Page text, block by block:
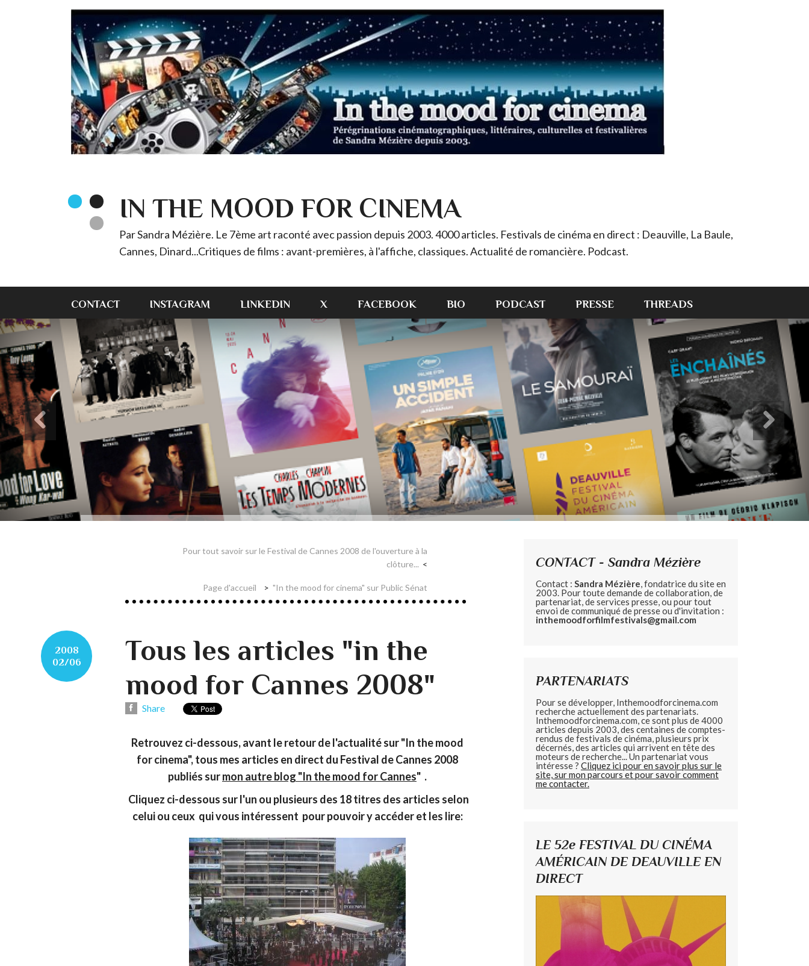
IN THE MOOD FOR CINEMA
Par Sandra Mézière. Le 7ème art raconté avec passion depuis 2003. 4000 articles. Festivals de cinéma en direct : Deauville, La Baule,
Cannes, Dinard...Critiques de films : avant-premières, à l'affiche, classiques. Actualité de romancière. Podcast.
CONTACT INSTAGRAM LINKEDIN X FACEBOOK BIO PODCAST PRESSE THREADS
Pour tout savoir sur le Festival de Cannes 2008 de l'ouverture à la
clôture...
Page d'accueil "In the mood for cinema" sur Public Sénat
2008
02/06
Tous les articles "in the
mood for Cannes 2008"
Share
Retrouvez ci-dessous, avant le retour de l'actualité sur "In the mood
for cinema", tous mes articles en direct du Festival de Cannes 2008
publiés surmon autre blog "In the mood for Cannes" .
Cliquez ci-dessous sur l'un ou plusieurs des 18 titres des articles selon
celui ou ceux qui vous intéressent pour pouvoir y accéder et les lire:
CONTACT - Sandra Mézière
Contact : Sandra Mézière, fondatrice du site en
2003. Pour toute demande de collaboration, de
partenariat, de services presse, ou pour tout
envoi de communiqué de presse ou d'invitation :
inthemoodforfilmfestivals@gmail.com
PARTENARIATS
Pour se développer, Inthemoodforcinema.com
recherche actuellement des partenariats.
Inthemoodforcinema.com, ce sont plus de 4000
articles depuis 2003, des centaines de comptes-
rendus de festivals de cinéma, plusieurs prix
décernés, des articles qui arrivent en tête des
moteurs de recherche... Un partenariat vous
intéresse ? Cliquez ici pour en savoir plus sur le
site, sur mon parcours et pour savoir comment
me contacter.
LE 52e FESTIVAL DU CINÉMA
AMÉRICAIN DE DEAUVILLE EN
DIRECT